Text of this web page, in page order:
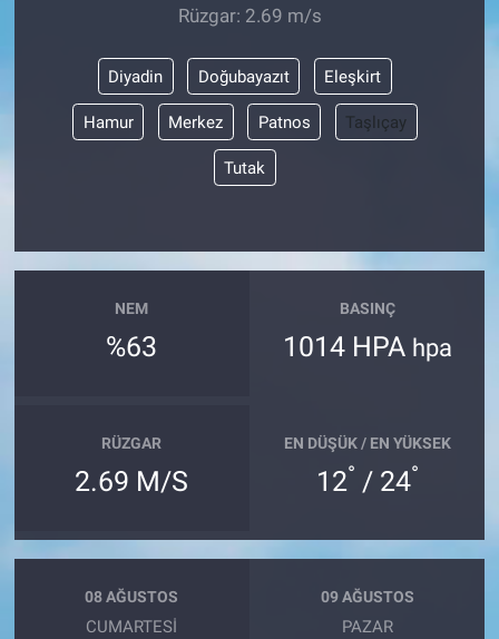
Rüzgar: 2.69 m/s
Diyadin Doğubayazıt Eleşkirt
Hamur Merkez Patnos Taşlıçay
Tutak
NEM
%63
BASINÇ
1014 HPA hpa
RÜZGAR
2.69 M/S
EN DÜŞÜK / EN YÜKSEK
12° / 24°
08 AĞUSTOS
CUMARTESI
09 AĞUSTOS
PAZAR